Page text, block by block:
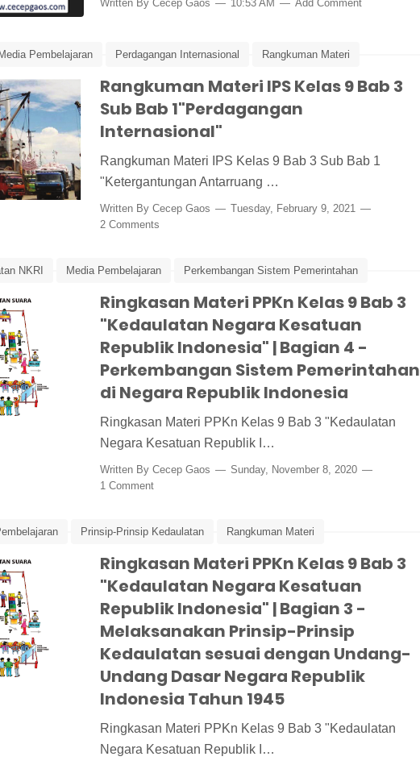
Written By Cecep Gaos 10:53 AM Add Comment
Media Pembelajaran Perdagangan Internasional Rangkuman Materi
Rangkuman Materi IPS Kelas 9 Bab 3
Sub Bab 1"Perdagangan
Internasional"
Rangkuman Materi IPS Kelas 9 Bab 3 Sub Bab 1
"Ketergantungan Antarruang …
Written By Cecep Gaos
Tuesday, February 9, 2021
2 Comments
NKRI Media Pembelajaran Perkembangan Sistem Pemerintahan
Materi Ringkasan Materi PPKn
9 Bab 3
Ringkasan Materi PPKn Kelas 9 Bab 3
"Kedaulatan Negara Kesatuan
Republik Indonesia" | Bagian 4 -
Perkembangan Sistem Pemerintahan
di Negara Republik Indonesia
Ringkasan Materi PPKn Kelas 9 Bab 3 "Kedaulatan
Negara Kesatuan Republik I…
Written By Cecep Gaos
Sunday, November 8, 2020
1 Comment
Prinsip-Prinsip Kedaulatan Rangkuman Materi
Materi PPKn Ringkasan Materi PPKn Kelas 9 Bab 3 UUD 1945
Ringkasan Materi PPKn Kelas 9 Bab 3
"Kedaulatan Negara Kesatuan
Republik Indonesia" | Bagian 3 -
Melaksanakan Prinsip-Prinsip
Kedaulatan sesuai dengan Undang-
Undang Dasar Negara Republik
Indonesia Tahun 1945
Ringkasan Materi PPKn Kelas 9 Bab 3 "Kedaulatan
Negara Kesatuan Republik I…